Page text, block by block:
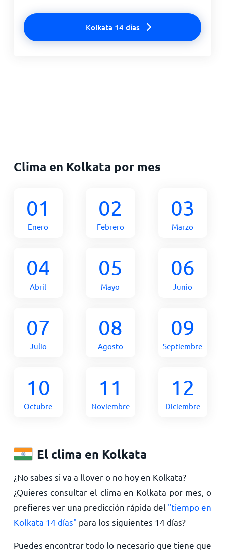
Kolkata 14 días
Clima en Kolkata por mes
01
Enero
02
Febrero
03
Marzo
04
Abril
05
Mayo
06
Junio
07
Julio
08
Agosto
09
Septiembre
10
Octubre
11
Noviembre
12
Diciembre
El clima en Kolkata
¿No sabes si va a llover o no hoy en Kolkata?
¿Quieres consultar el clima en Kolkata por mes, o
prefieres ver una predicción rápida del "tiempo en
Kolkata 14 días" para los siguientes 14 días?
Puedes encontrar todo lo necesario que tiene que